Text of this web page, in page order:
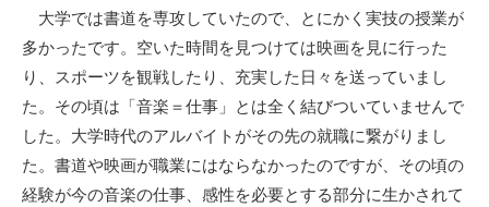
大学では書道を専攻していたので、とにかく実技の授業が
多かったです。空いた時間を見つけては映画を見に行った
り、スポーツを観戦したり、充実した日々を送っていまし
た。その頃は「音楽＝仕事」とは全く結びついていませんで
した。大学時代のアルバイトがその先の就職に繋がりまし
た。書道や映画が職業にはならなかったのですが、その頃の
経験が今の音楽の仕事、感性を必要とする部分に生かされて